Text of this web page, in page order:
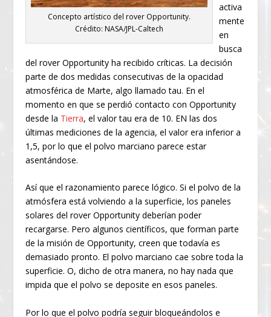
Concepto artístico del rover Opportunity.
Crédito: NASA/JPL-Caltech
activa
mente
en
busca
del rover Opportunity ha recibido críticas. La decisión
parte de dos medidas consecutivas de la opacidad
atmosférica de Marte, algo llamado tau. En el
momento en que se perdió contacto con Opportunity
desde la Tierra, el valor tau era de 10. EN las dos
últimas mediciones de la agencia, el valor era inferior a
1,5, por lo que el polvo marciano parece estar
asentándose.
Así que el razonamiento parece lógico. Si el polvo de la
atmósfera está volviendo a la superficie, los paneles
solares del rover Opportunity deberían poder
recargarse. Pero algunos científicos, que forman parte
de la misión de Opportunity, creen que todavía es
demasiado pronto. El polvo marciano cae sobre toda la
superficie. O, dicho de otra manera, no hay nada que
impida que el polvo se deposite en esos paneles.
Por lo que el polvo podría seguir bloqueándolos e